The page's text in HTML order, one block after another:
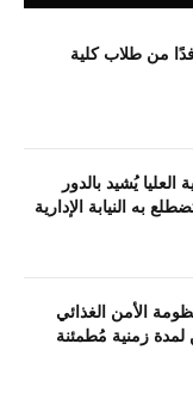
من طلاب كلية
يُشيد بالدور
به النيابة الإدارية
الأمن الغذائي
زمنية مُطمئنة